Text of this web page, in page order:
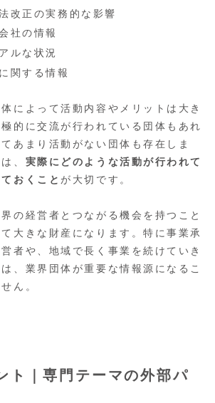
改正の実務的な影響
社の情報
ルな状況
関する情報
によって活動内容やメリットは大き
的に交流が行われている団体もあれ
あまり活動がない団体も存在しま
、 実際にどのような活動が行われて
おくこと が大切です。
の経営者とつながる機会を持つこと
大きな財産になります。特に事業承
者や、地域で長く事業を続けていき
、業界団体が重要な情報源になるこ
ん。
ト｜専門テーマの外部パ